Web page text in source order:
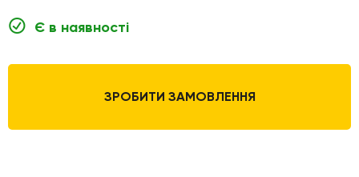
Є в наявності
ЗРОБИТИ ЗАМОВЛЕННЯ